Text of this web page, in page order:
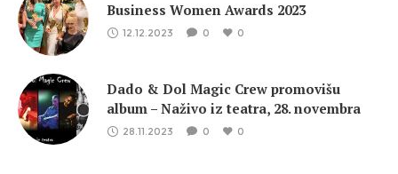
Business Women Awards 2023
12.12.2023 0 0
Dado & Dol Magic Crew promovišu
album – Naživo iz teatra, 28. novembra
28.11.2023 0 0